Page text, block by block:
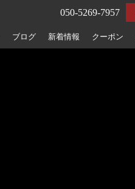
050-5269-7957
ブログ 新着情報 クーポン